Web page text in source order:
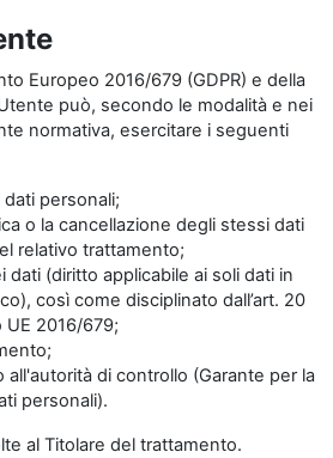
Europeo 2016/679 (GDPR) e della
può, secondo le modalità e nei
normativa, esercitare i seguenti
personali;
o la cancellazione degli stessi dati
relativo trattamento;
dati (diritto applicabile ai soli dati in
così come disciplinato dall’art. 20
2016/679;
all'autorità di controllo (Garante per la
personali).
al Titolare del trattamento.